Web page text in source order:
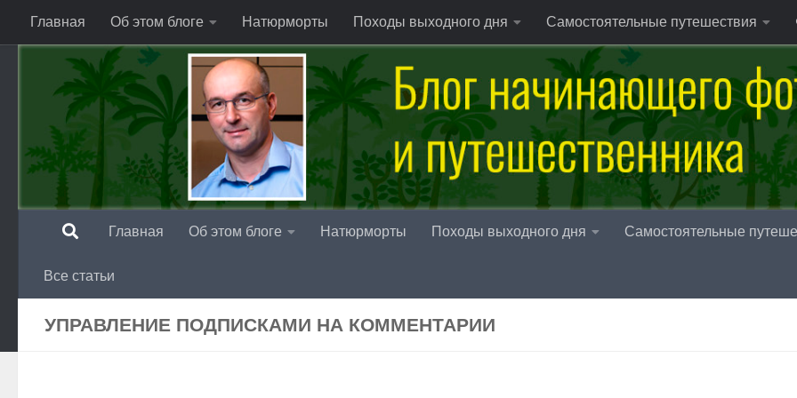
Перейти к содержимому
Главная Об этом блоге Натюрморты Походы выходного дня Самостоятельные путешествия
Главная Об этом блоге Натюрморты Походы выходного дня Самостоятельные
Все статьи
УПРАВЛЕНИЕ ПОДПИСКАМИ НА КОММЕНТАРИИ